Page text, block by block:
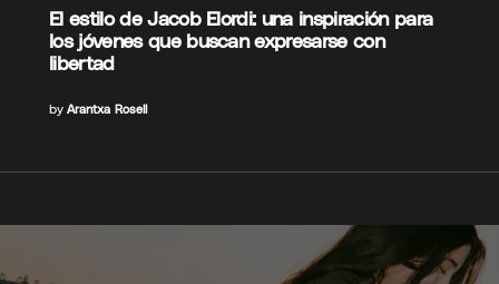
El estilo de Jacob Elordi: una inspiración para
los jóvenes que buscan expresarse con
libertad
by Arantxa Rosell